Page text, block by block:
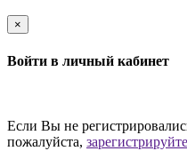
×
Войти в личный кабинет
Если Вы не
пожалуйста,